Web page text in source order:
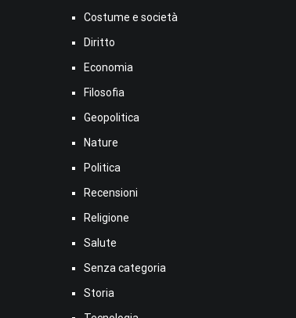
Costume e società
Diritto
Economia
Filosofia
Geopolitica
Nature
Politica
Recensioni
Religione
Salute
Senza categoria
Storia